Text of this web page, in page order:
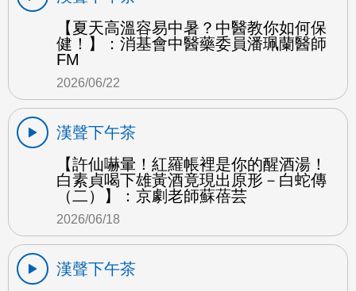
【夏天高溫容易中暑？中醫教你如何保
健！】：消基會中醫藥委員潘珮蘭醫師
FM
2026/06/22
漢聲下午茶
【許仙嚇暈！紅羅帳裡是你的醒酒湯！
白素貞喝下雄黃酒竟現出原形－白蛇傳
（二）】：京劇老師蘇蓓芸
2026/06/18
漢聲下午茶